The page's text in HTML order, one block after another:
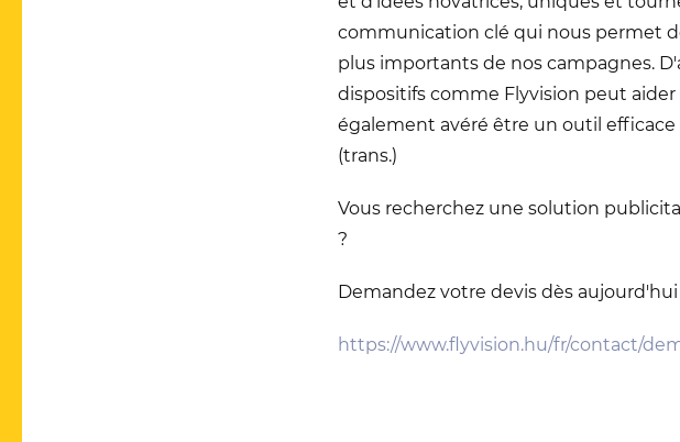
communication clé qui nous permet
plus importants de nos campagnes.
dispositifs comme Flyvision peut
également avéré être un outil
(trans.)
Vous recherchez une solution
?
Demandez votre devis dès aujourd'hui
https://www.flyvision.hu/fr/contact/